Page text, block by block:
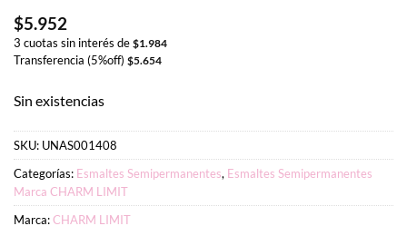
$5.952
3 cuotas sin interés de $1.984
Transferencia (5%off) $5.654
Sin existencias
SKU: UNAS001408
Categorías: Esmaltes Semipermanentes, Esmaltes Semipermanentes
Marca CHARM LIMIT
Marca:CHARM LIMIT